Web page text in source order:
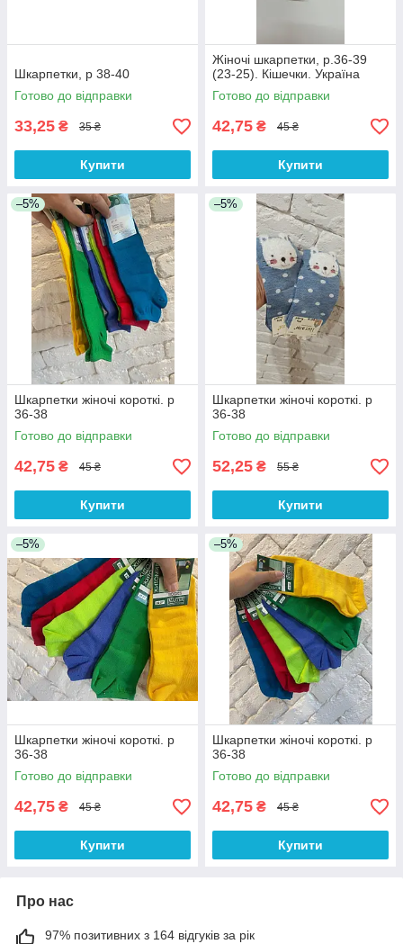
Шкарпетки, р 38-40
Готово до відправки
33,25 ₴ 35 ₴
Купити
Жіночі шкарпетки, р.36-39
(23-25). Кішечки. Україна
Готово до відправки
42,75 ₴ 45 ₴
Купити
–5%
Шкарпетки жіночі короткі. р
36-38
Готово до відправки
42,75 ₴ 45 ₴
Купити
–5%
Шкарпетки жіночі короткі. р
36-38
Готово до відправки
52,25 ₴ 55 ₴
Купити
–5%
Шкарпетки жіночі короткі. р
36-38
Готово до відправки
42,75 ₴ 45 ₴
Купити
–5%
Шкарпетки жіночі короткі. р
36-38
Готово до відправки
42,75 ₴ 45 ₴
Купити
Про нас
97% позитивних з 164 відгуків за рік